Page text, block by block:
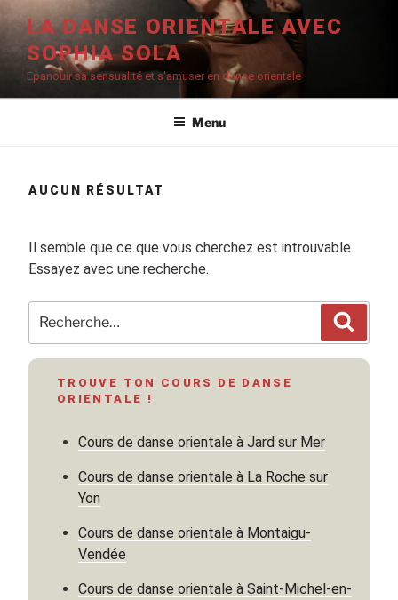
Aller
au
contenu
principal
LA DANSE ORIENTALE AVEC
SOPHIA SOLA
Epanouir sa sensualité et s'amuser en danse orientale
Menu
AUCUN RÉSULTAT
Il semble que ce que vous cherchez est introuvable.
Essayez avec une recherche.
pour
TROUVE TON COURS DE DANSE
ORIENTALE !
Cours de danse orientale à Jard sur Mer
Cours de danse orientale à La Roche sur
Yon
Cours de danse orientale à Montaigu-
Vendée
Cours de danse orientale à Saint-Michel-en-